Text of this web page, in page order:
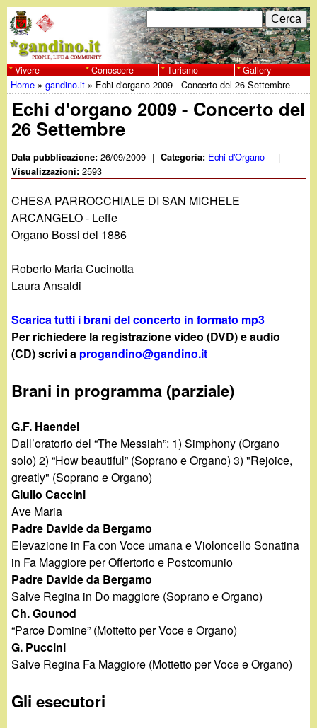
al
contenuto
principale
w
w
w
.
g
n
d
i
n
o
.
i
t
F
o
r
m
i
r
c
a
C
e
r
c
a
Vivere Conoscere Turismo Gallery
Tu
sei
qui
Home »gandino.it » Echi d'organo 2009 - Concerto del 26 Settembre
Echi d'organo 2009 - Concerto del
26 Settembre
Data pubblicazione:26/09/2009 | Categoria: Echi d'Organo |
Visualizzazioni:2593
CHESA PARROCCHIALE DI SAN MICHELE
ARCANGELO - Leffe
Organo Bossi del 1886
Roberto Maria Cucinotta
Laura Ansaldi
Scarica tutti i brani del concerto in formato mp3
Per richiedere la registrazione video (DVD) e audio
(CD) scrivi a progandino@gandino.it
Brani in programma (parziale)
G.F. Haendel
Dall’oratorio del “The Messiah”: 1) Simphony (Organo
solo) 2) “How beautiful” (Soprano e Organo) 3) "Rejoice,
greatly" (Soprano e Organo)
Giulio Caccini
Ave Maria
Padre Davide da Bergamo
Elevazione in Fa con Voce umana e Violoncello Sonatina
in Fa Maggiore per Offertorio e Postcomunio
Padre Davide da Bergamo
Salve Regina in Do maggiore (Soprano e Organo)
Ch. Gounod
“Parce Domine” (Mottetto per Voce e Organo)
G. Puccini
Salve Regina Fa Maggiore (Mottetto per Voce e Organo)
Gli esecutori